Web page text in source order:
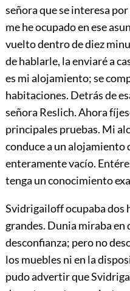
señora que se interesa
me he ocupado en ese
vuelto dentro de diez
de hablarle, la enviaré a
es mi alojamiento; se
habitaciones. Detrás de
señora Reslich. Ahora
principales pruebas. Mi
conduce a un alojamiento
enteramente vacío.
tenga un conocimiento
Svidrigailoff ocupaba dos
grandes. Dunia miraba en
desconfianza; pero no
los muebles ni en la
pudo advertir que